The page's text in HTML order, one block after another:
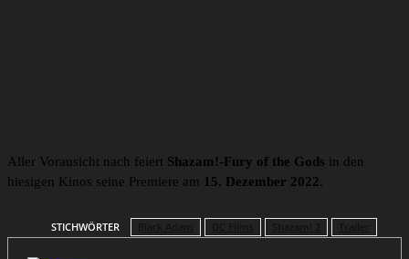
Aller Vorausicht nach feiert Shazam!-Fury of the Gods in den
hiesigen Kinos seine Premiere am 15. Dezember 2022.
STICHWÖRTER